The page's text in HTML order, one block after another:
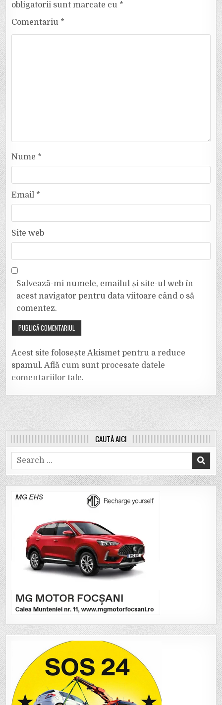
obligatorii sunt marcate cu *
Comentariu *
Nume *
Email *
Site web
Salvează-mi numele, emailul și site-ul web în
acest navigator pentru data viitoare când o să
comentez.
Acest site folosește Akismet pentru a reduce
spamul. Află cum sunt procesate datele
comentariilor tale.
CAUTĂ AICI
Search
for: